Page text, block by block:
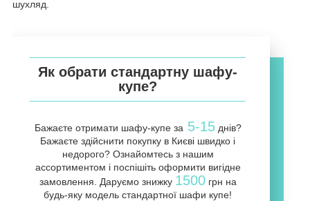
шухляд.
Як обрати стандартну шафу-
купе?
Бажаєте отримати шафу-купе за 5-15днів?
Бажаєте здійснити покупку в Києві швидко і
недорого? Ознайомтесь з нашим
ассортиментом і поспішіть оформити вигідне
замовлення. Даруємо знижку 1500грн на
будь-яку модель стандартної шафи купе!